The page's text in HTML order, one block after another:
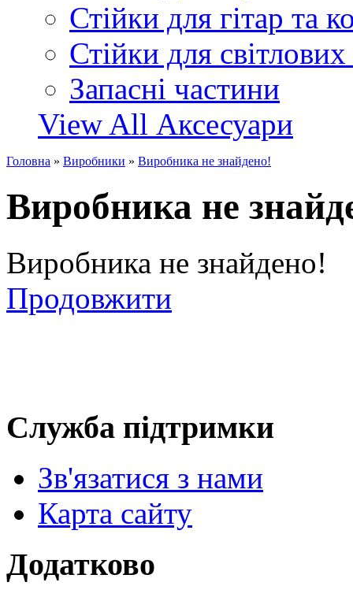
Стійки для гітар та
Стійки для
Запасні частини
View All Аксесуари
Головна » Виробники » Виробника не знайдено!
Виробника не
Виробника не знайдено!
Продовжити
Служба підтримки
Зв'язатися з нами
Карта сайту
Додатково